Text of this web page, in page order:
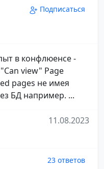
Подписаться
в конфлюенсе -
view" Page
pages не имея
БД например. ...
11.08.2023
23 ответов